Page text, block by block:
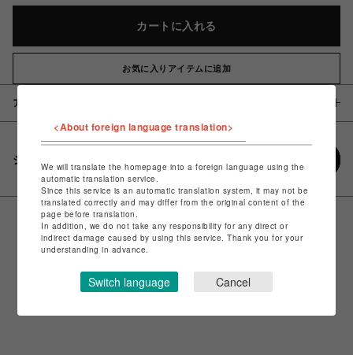
カートに入れる
お気に入りアイテムに追加
アイテム説明 / 素材
シェアする
<About foreign language translation>
We will translate the homepage into a foreign language using the
automatic translation service.
Since this service is an automatic translation system, it may not be
translated correctly and may differ from the original content of the
page before translation.
In addition, we do not take any responsibility for any direct or
indirect damage caused by using this service. Thank you for your
understanding in advance.
Switch language Cancel